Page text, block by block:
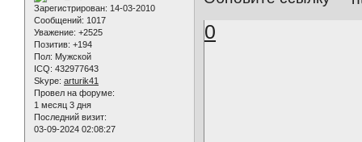
Зарегистрирован: 14-03-2010
Сообщений: 1017
Уважение: +2525
Позитив: +194
Пол: Мужской
ICQ: 432977643
Skype: arturik41
Провел на форуме:
1 месяц 3 дня
Последний визит:
03-09-2024 02:08:27
0